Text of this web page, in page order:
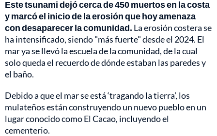
Este tsunami dejó cerca de 450 muertos en la costa
y marcó el inicio de la erosión que hoy amenaza
con desaparecer la comunidad. La erosión costera se
ha intensificado, siendo "más fuerte" desde el 2024. El
mar ya se llevó la escuela de la comunidad, de la cual
solo queda el recuerdo de dónde estaban las paredes y
el baño.
Debido a que el mar se está ‘tragando la tierra’, los
mulateños están construyendo un nuevo pueblo en un
lugar conocido como El Cacao, incluyendo el
cementerio.